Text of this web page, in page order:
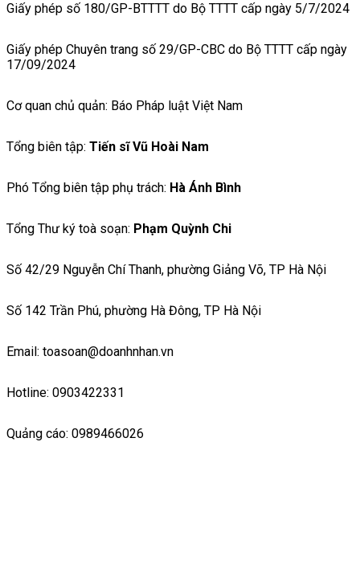
Giấy phép số 180/GP-BTTTT do Bộ TTTT cấp ngày 5/7/2024
Giấy phép Chuyên trang số 29/GP-CBC do Bộ TTTT cấp ngày
17/09/2024
Cơ quan chủ quản: Báo Pháp luật Việt Nam
Tổng biên tập: Tiến sĩ Vũ Hoài Nam
Phó Tổng biên tập phụ trách: Hà Ánh Bình
Tổng Thư ký toà soạn: Phạm Quỳnh Chi
Số 42/29 Nguyễn Chí Thanh, phường Giảng Võ, TP Hà Nội
Số 142 Trần Phú, phường Hà Đông, TP Hà Nội
Email: toasoan@doanhnhan.vn
Hotline: 0903422331
Quảng cáo: 0989466026